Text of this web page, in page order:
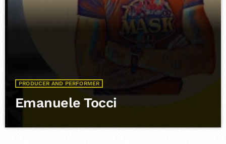
PRODUCER AND PERFORMER
Emanuele Tocci